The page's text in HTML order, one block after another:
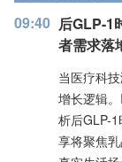
09:40 后GLP-1
者需求落
当医疗科
增长逻辑
析后GLP-
享将聚焦